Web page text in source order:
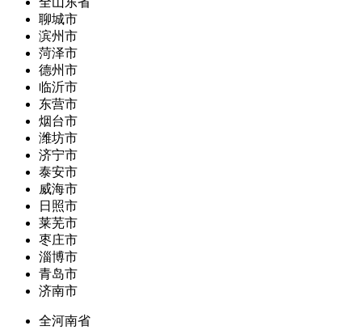
聊城市
滨州市
菏泽市
德州市
临沂市
东营市
烟台市
潍坊市
济宁市
泰安市
威海市
日照市
莱芜市
枣庄市
淄博市
青岛市
济南市
全河南省